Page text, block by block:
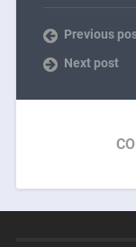
Previous
Next post